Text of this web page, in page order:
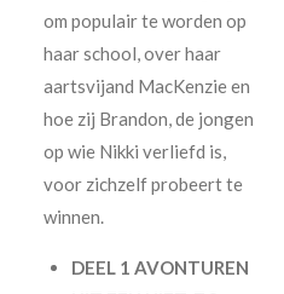
om populair te worden op
haar school, over haar
aartsvijand MacKenzie en
hoe zij Brandon, de jongen
op wie Nikki verliefd is,
voor zichzelf probeert te
winnen.
DEEL 1 AVONTUREN